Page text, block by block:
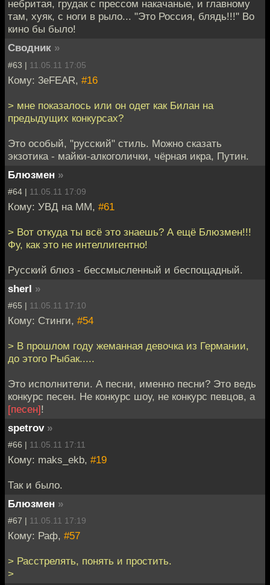
небритая, грудак с прессом накачаные, и главному
там, хуяк, с ноги в рыло... "Это Россия, блядь!!!" Во
кино бы было!
Сводник »
#63 | 11.05.11 17:05
Кому: 3eFEAR, #16
> мне показалось или он одет как Билан на
предыдущих конкурсах?
Это особый, "русский" стиль. Можно сказать
экзотика - майки-алкоголички, чёрная икра, Путин.
Блюзмен »
#64 | 11.05.11 17:09
Кому: УВД на ММ, #61
> Вот откуда ты всё это знаешь? А ещё Блюзмен!!!
Фу, как это не интеллигентно!
Русский блюз - бессмысленный и беспощадный.
sherl »
#65 | 11.05.11 17:10
Кому: Стинги, #54
> В прошлом году жеманная девочка из Германии,
до этого Рыбак.....
Это исполнители. А песни, именно песни? Это ведь
конкурс песен. Не конкурс шоу, не конкурс певцов, а
[песен]!
spetrov »
#66 | 11.05.11 17:11
Кому: maks_ekb, #19
Так и было.
Блюзмен »
#67 | 11.05.11 17:19
Кому: Раф, #57
> Расстрелять, понять и простить.
>